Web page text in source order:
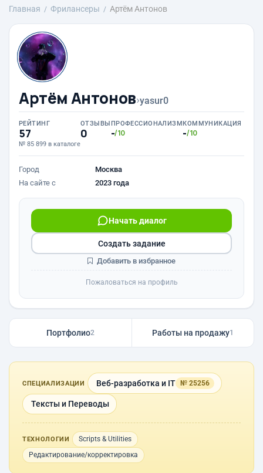
Главная Фрилансеры Артём Антонов
Артём Антонов›yasur0
РЕЙТИНГ
57
№ 85 899 в каталоге
ОТЗЫВЫ
0
ПРОФЕССИОНАЛИЗМ
-/10
КОММУНИКАЦИЯ
-/10
Город
Москва
На сайте с
2023 года
Начать диалог
Создать задание
Добавить в избранное
Пожаловаться на профиль
Портфолио2 Работы на продажу1
СПЕЦИАЛИЗАЦИИ Веб-разработка и IT № 25256
Тексты и Переводы
ТЕХНОЛОГИИ
Scripts & Utilities
Редактирование/корректировка